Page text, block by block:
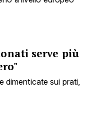
serve più
dimenticate sui prati,